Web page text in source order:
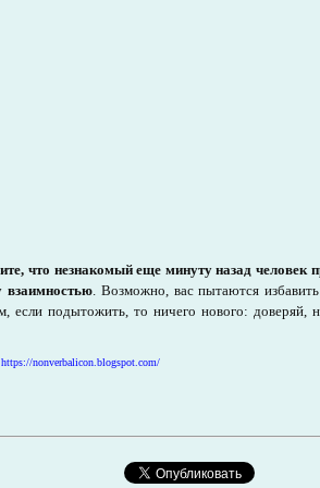
что незнакомый еще минуту назад человек
взаимностью. Возможно, вас пытаются
если подытожить, то ничего нового: доверяй,
nonverbalicon.blogspot.com/